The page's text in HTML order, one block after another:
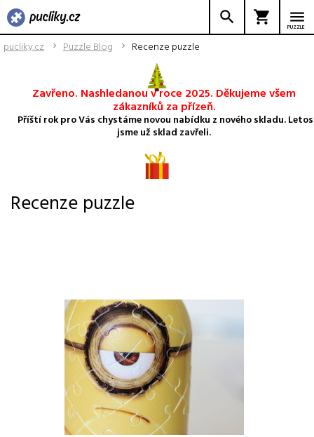
PUZZLE
pucliky.cz Puzzle Blog Recenze puzzle
Zavřeno. Nashledanou v roce 2025. Děkujeme všem
zákazníků za přízeň.
Příští rok pro Vás chystáme novou nabídku z nového skladu. Letos
jsme už sklad zavřeli.
Recenze puzzle